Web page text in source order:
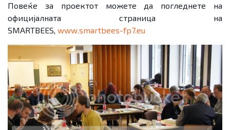
Повеќе за проектот можете да погледнете на
официјалната страница на
SMARTBEES, www.smartbees-fp7.eu